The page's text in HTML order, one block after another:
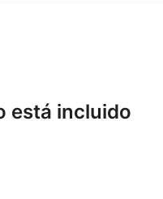
está incluido